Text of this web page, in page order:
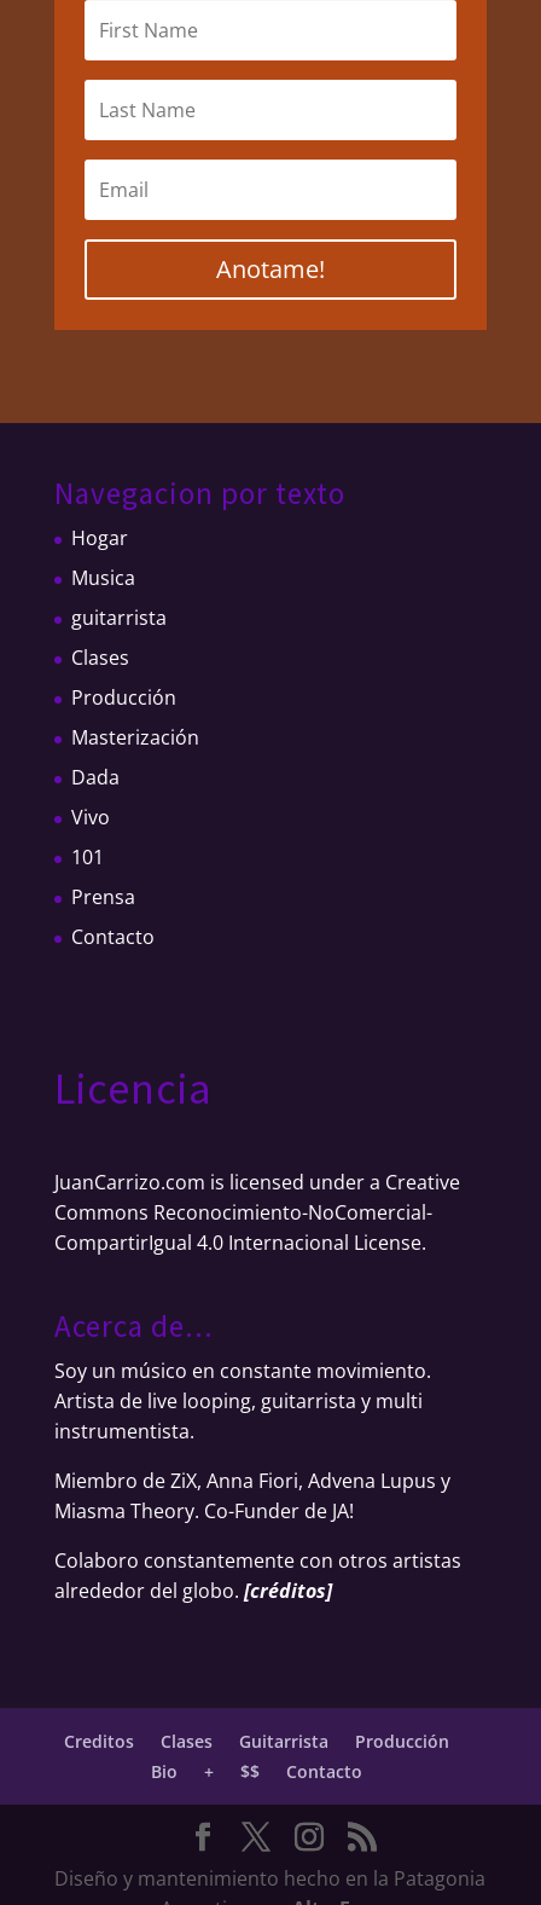
Anotame!
Navegacion por texto
Hogar
Musica
guitarrista
Clases
Producción
Masterización
Dada
Vivo
101
Prensa
Contacto
Licencia
JuanCarrizo.com is licensed under a Creative
Commons Reconocimiento-NoComercial-
CompartirIgual 4.0 Internacional License.
Acerca de…
Soy un músico en constante movimiento.
Artista de live looping, guitarrista y multi
instrumentista.
Miembro de ZiX, Anna Fiori, Advena Lupus y
Miasma Theory. Co-Funder de JA!
Colaboro constantemente con otros artistas
alrededor del globo. [créditos]
Creditos Clases Guitarrista
Producción
Bio
+ $$ Contacto
Diseño y mantenimiento hecho en la Patagonia